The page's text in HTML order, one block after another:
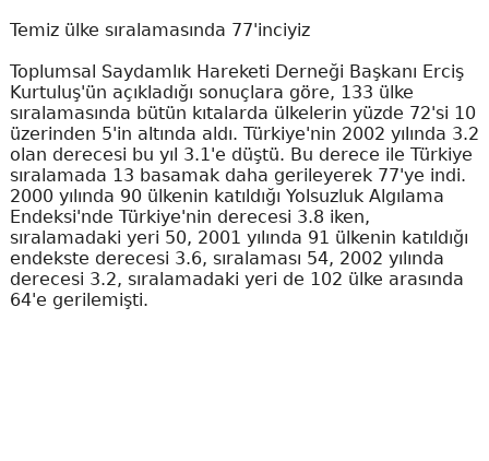
Temiz ülke sıralamasında 77'inciyiz
Toplumsal Saydamlık Hareketi Derneği Başkanı Erciş
Kurtuluş'ün açıkladığı sonuçlara göre, 133 ülke
sıralamasında bütün kıtalarda ülkelerin yüzde 72'si 10
üzerinden 5'in altında aldı. Türkiye'nin 2002 yılında 3.2
olan derecesi bu yıl 3.1'e düştü. Bu derece ile Türkiye
sıralamada 13 basamak daha gerileyerek 77'ye indi.
2000 yılında 90 ülkenin katıldığı Yolsuzluk Algılama
Endeksi'nde Türkiye'nin derecesi 3.8 iken,
sıralamadaki yeri 50, 2001 yılında 91 ülkenin katıldığı
endekste derecesi 3.6, sıralaması 54, 2002 yılında
derecesi 3.2, sıralamadaki yeri de 102 ülke arasında
64'e gerilemişti.